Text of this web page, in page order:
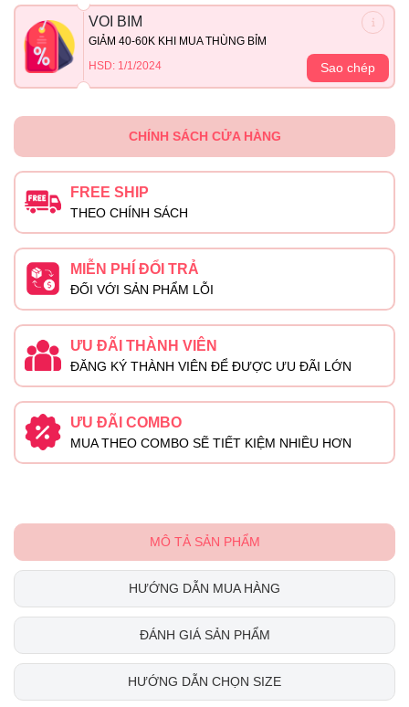
VOI BIM
GIẢM 40-60K KHI MUA THÙNG BỈM
HSD: 1/1/2024
Sao chép
CHÍNH SÁCH CỬA HÀNG
FREE SHIP
THEO CHÍNH SÁCH
MIỄN PHÍ ĐỔI TRẢ
ĐỐI VỚI SẢN PHẨM LỖI
ƯU ĐÃI THÀNH VIÊN
ĐĂNG KÝ THÀNH VIÊN ĐỂ ĐƯỢC ƯU ĐÃI LỚN
ƯU ĐÃI COMBO
MUA THEO COMBO SẼ TIẾT KIỆM NHIỀU HƠN
MÔ TẢ SẢN PHẨM
HƯỚNG DẪN MUA HÀNG
ĐÁNH GIÁ SẢN PHẨM
HƯỚNG DẪN CHỌN SIZE